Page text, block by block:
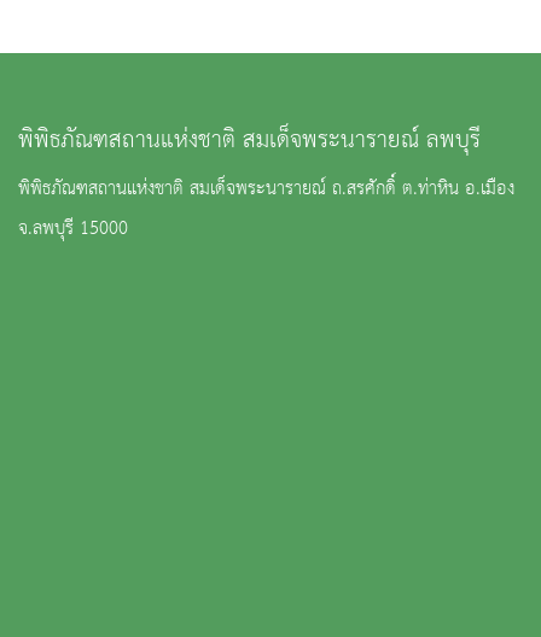
พิพิธภัณฑสถานแห่งชาติ สมเด็จพระนารายณ์ ลพบุรี
พิพิธภัณฑสถานแห่งชาติ สมเด็จพระนารายณ์ ถ.สรศักดิ์ ต.ท่าหิน อ.เมือง
จ.ลพบุรี 15000